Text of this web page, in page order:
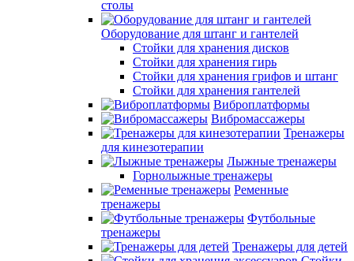
столы
Оборудование для штанг и гантелей
Стойки для хранения дисков
Стойки для хранения гирь
Стойки для хранения грифов и штанг
Стойки для хранения гантелей
Виброплатформы
Вибромассажеры
Тренажеры
для кинезотерапии
Лыжные тренажеры
Горнолыжные тренажеры
Ременные
тренажеры
Футбольные
тренажеры
Тренажеры для детей